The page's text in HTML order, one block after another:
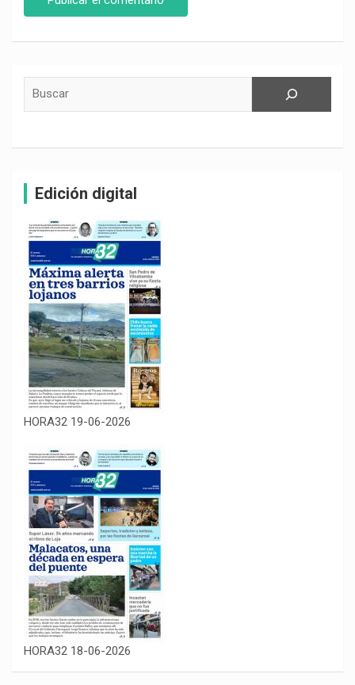
Edición digital
HORA32 19-06-2026
HORA32 18-06-2026